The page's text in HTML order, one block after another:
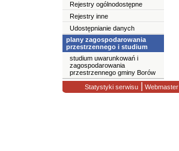
Rejestry ogólnodostępne
Rejestry inne
Udostępnianie danych
plany zagospodarowania
przestrzennego i studium
studium uwarunkowań i
zagospodarowania
przestrzennego gminy Borów
Statystyki serwisu Webmaster